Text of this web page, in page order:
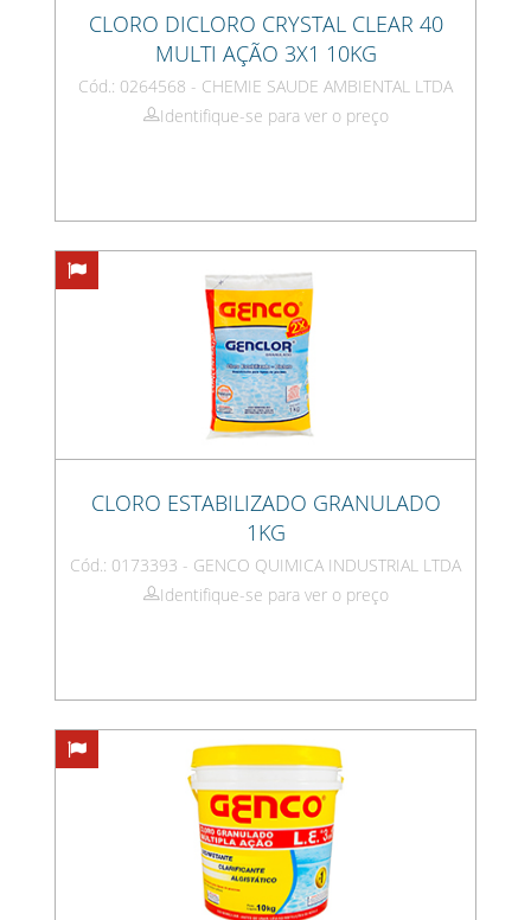
CLORO DICLORO CRYSTAL CLEAR 40
MULTI AÇÃO 3X1 10KG
Cód.: 0264568 - CHEMIE SAUDE AMBIENTAL LTDA
Identifique-se para ver o preço
CLORO ESTABILIZADO GRANULADO
1KG
Cód.: 0173393 - GENCO QUIMICA INDUSTRIAL LTDA
Identifique-se para ver o preço